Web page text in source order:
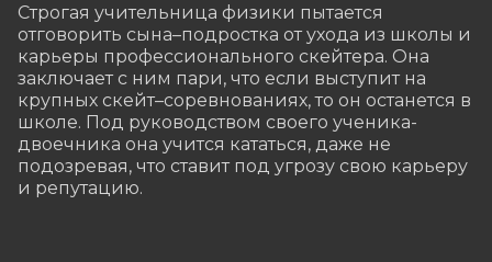
Строгая учительница физики пытается
отговорить сына–подростка от ухода из школы и
карьеры профессионального скейтера. Она
заключает с ним пари, что если выступит на
крупных скейт–соревнованиях, то он останется в
школе. Под руководством своего ученика-
двоечника она учится кататься, даже не
подозревая, что ставит под угрозу свою карьеру
и репутацию.